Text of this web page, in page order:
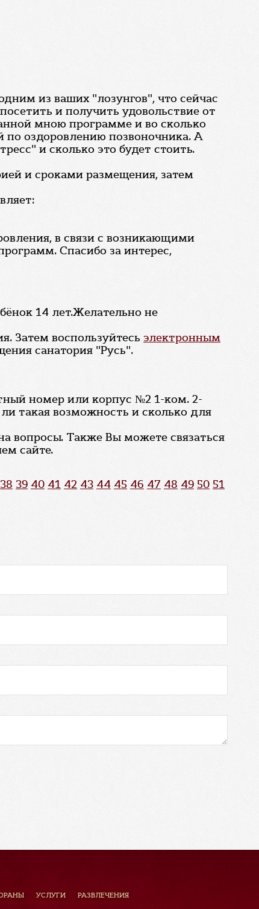
из ваших "лозунгов", что сейчас
и получить удовольствие от
мною программе и во сколько
по оздоровлению позвоночника. А
и сколько это будет стоить.
и сроками размещения, затем
в связи с возникающими
Спасибо за интерес,
14 лет.Желательно не
Затем воспользуйтесь электронным
санатория "Русь".
номер или корпус №2 1-ком. 2-
такая возможность и сколько для
вопросы. Также Вы можете связаться
сайте.
38 39 40 41 42 43 44 45 46 47 48 49 50 51
УСЛУГИ РАЗВЛЕЧЕНИЯ